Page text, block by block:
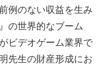
例のない収益を生み
の世界的なブーム
ビデオゲーム業界で
先生の財産形成にお